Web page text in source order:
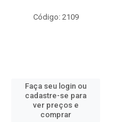
Código: 2109
Faça seu login ou
cadastre-se para
ver preços e
comprar